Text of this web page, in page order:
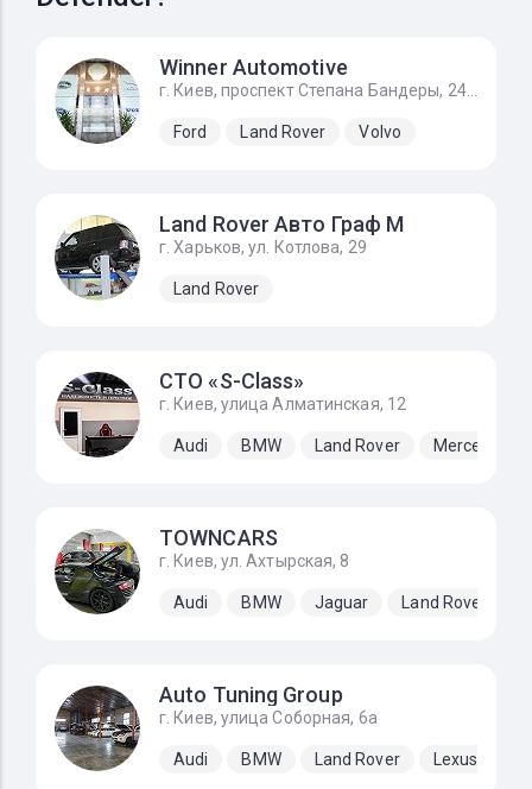
Winner Automotive
г. Киев, проспект Степана Бандеры, 24Д
Ford Land Rover Volvo
Land Rover Авто Граф М
г. Харьков, ул. Котлова, 29
Land Rover
СТО «S-Class»
г. Киев, улица Алматинская, 12
Audi BMW Land Rover Mercedes-
TOWNCARS
г. Киев, ул. Ахтырская, 8
Audi BMW Jaguar Land Rover
Auto Tuning Group
г. Киев, улица Соборная, 6а
Audi BMW Land Rover Lexus